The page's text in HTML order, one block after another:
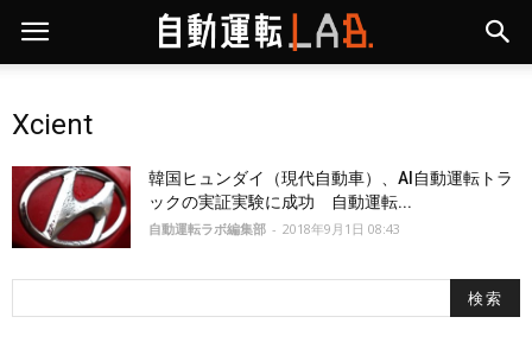
Xcient
韓国ヒュンダイ（現代自動車）、AI自動運転トラ
ックの実証実験に成功 自動運転...
自動運転ラボ編集部 - 2018年9月1日 08:43